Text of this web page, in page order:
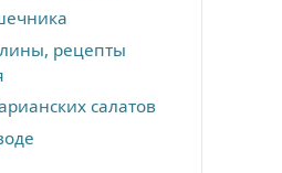
рецепты
салатов